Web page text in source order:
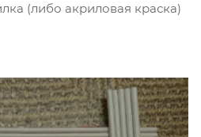
(либо акриловая краска)